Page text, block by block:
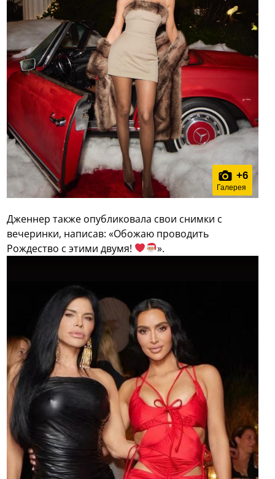
+6
Галерея
Дженнер также опубликовала свои снимки с
вечеринки, написав: «Обожаю проводить
Рождество с этими двумя!
».